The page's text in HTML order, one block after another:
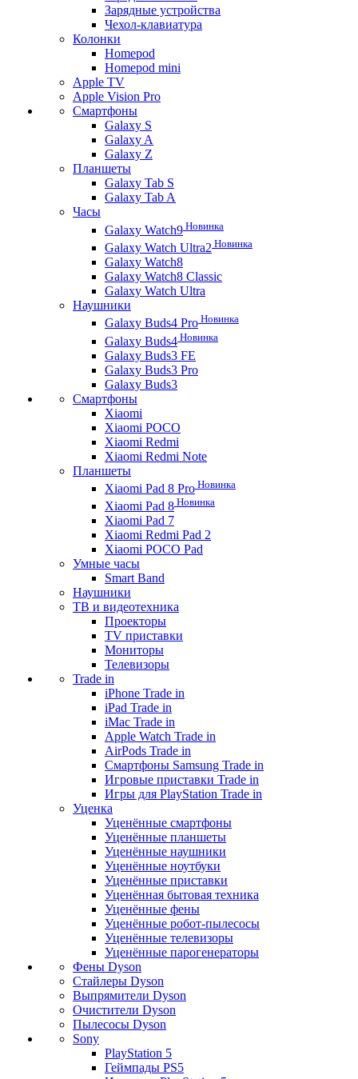
Зарядные устройства
Чехол-клавиатура
Колонки
Homepod
Homepod mini
Apple TV
Apple Vision Pro
Смартфоны
Galaxy S
Galaxy A
Galaxy Z
Планшеты
Galaxy Tab S
Galaxy Tab A
Часы
Galaxy Watch9 Новинка
Galaxy Watch Ultra2 Новинка
Galaxy Watch8
Galaxy Watch8 Classic
Galaxy Watch Ultra
Наушники
Galaxy Buds4 Pro Новинка
Galaxy Buds4 Новинка
Galaxy Buds3 FE
Galaxy Buds3 Pro
Galaxy Buds3
Смартфоны
Xiaomi
Xiaomi POCO
Xiaomi Redmi
Xiaomi Redmi Note
Планшеты
Xiaomi Pad 8 Pro Новинка
Xiaomi Pad 8 Новинка
Xiaomi Pad 7
Xiaomi Redmi Pad 2
Xiaomi POCO Pad
Умные часы
Smart Band
Наушники
ТВ и видеотехника
Проекторы
TV приставки
Мониторы
Телевизоры
Trade in
iPhone Trade in
iPad Trade in
iMac Trade in
Apple Watch Trade in
AirPods Trade in
Смартфоны Samsung Trade in
Игровые приставки Trade in
Игры для PlayStation Trade in
Уценка
Уценённые смартфоны
Уценённые планшеты
Уценённые наушники
Уценённые ноутбуки
Уценённые приставки
Уценённая бытовая техника
Уценённые фены
Уценённые робот-пылесосы
Уценённые телевизоры
Уценённые парогенераторы
Фены Dyson
Стайлеры Dyson
Выпрямители Dyson
Очистители Dyson
Пылесосы Dyson
Sony
PlayStation 5
Геймпады PS5